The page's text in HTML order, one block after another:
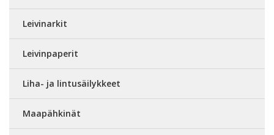
Leivinarkit
Leivinpaperit
Liha- ja lintusäilykkeet
Maapähkinät